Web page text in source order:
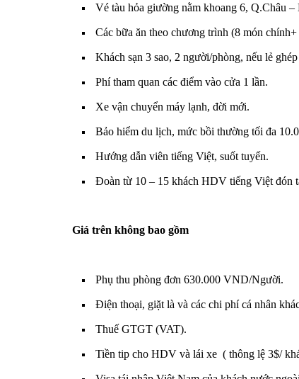
Vé tàu hỏa giường nằm khoang 6, Q.Châu –
Các bữa ăn theo chương trình (8 món chính+
Khách sạn 3 sao, 2 người/phòng, nếu lẻ
Phí tham quan các điểm vào cửa 1 lần.
Xe vận chuyển máy lạnh, đời mới.
Bảo hiểm du lịch, mức bồi thường tối đa
Hướng dẫn viên tiếng Việt, suốt tuyến.
Đoàn từ 10 – 15 khách HDV tiếng Việt đón
Giá trên không bao gồm
Phụ thu phòng đơn 630.000 VND/Người.
Điện thoại, giặt là và các chi phí cá nhân
Thuế GTGT (VAT).
Tiền tip cho HDV và lái xe ( thông lệ 3$/